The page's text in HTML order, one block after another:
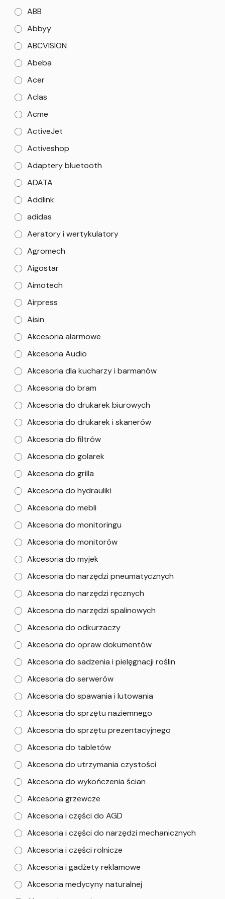
ABB
Abbyy
ABCVISION
Abeba
Acer
Aclas
Acme
ActiveJet
Activeshop
Adaptery bluetooth
ADATA
Addlink
adidas
Aeratory i wertykulatory
Agromech
Aigostar
Aimotech
Airpress
Aisin
Akcesoria alarmowe
Akcesoria Audio
Akcesoria dla kucharzy i barmanów
Akcesoria do bram
Akcesoria do drukarek biurowych
Akcesoria do drukarek i skanerów
Akcesoria do filtrów
Akcesoria do golarek
Akcesoria do grilla
Akcesoria do hydrauliki
Akcesoria do mebli
Akcesoria do monitoringu
Akcesoria do monitorów
Akcesoria do myjek
Akcesoria do narzędzi pneumatycznych
Akcesoria do narzędzi ręcznych
Akcesoria do narzędzi spalinowych
Akcesoria do odkurzaczy
Akcesoria do opraw dokumentów
Akcesoria do sadzenia i pielęgnacji roślin
Akcesoria do serwerów
Akcesoria do spawania i lutowania
Akcesoria do sprzętu naziemnego
Akcesoria do sprzętu prezentacyjnego
Akcesoria do tabletów
Akcesoria do utrzymania czystości
Akcesoria do wykończenia ścian
Akcesoria grzewcze
Akcesoria i części do AGD
Akcesoria i części do narzędzi mechanicznych
Akcesoria i części rolnicze
Akcesoria i gadżety reklamowe
Akcesoria medycyny naturalnej